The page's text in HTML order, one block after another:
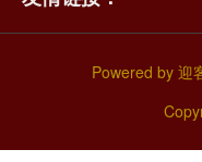
Powered by 迎